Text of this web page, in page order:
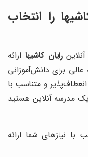
را انتخاب
رایان کاشیها ارائه
برای دانش‌آموزانی
و متناسب با
مدرسه آنلاین هستید
با نیازهای شما ارائه